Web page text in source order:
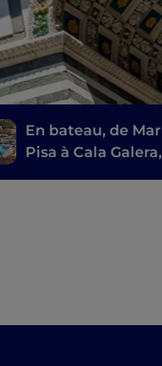
En bateau, de
Pisa à Cala